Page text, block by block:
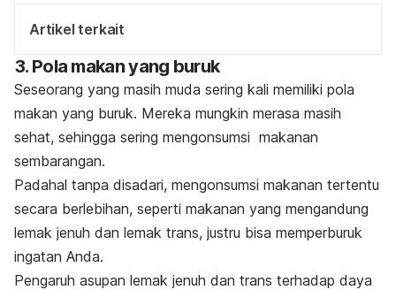
Artikel terkait
3. Pola makan yang buruk
Seseorang yang masih muda sering kali memiliki pola
makan yang buruk. Mereka mungkin merasa masih
sehat, sehingga sering mengonsumsi makanan
sembarangan.
Padahal tanpa disadari, mengonsumsi makanan tertentu
secara berlebihan, seperti makanan yang mengandung
lemak jenuh dan lemak trans, justru bisa memperburuk
ingatan Anda.
Pengaruh asupan lemak jenuh dan trans terhadap daya